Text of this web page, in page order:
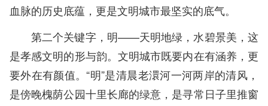
血脉的历史底蕴，更是文明城市最坚实的底气。
第二个关键字，明——天明地绿，水碧景美，这
是孝感文明的形与韵。文明城市既要内在有涵养，更
要外在有颜值。“明”是清晨老澴河一河两岸的清风，
是傍晚槐荫公园十里长廊的绿意，是寻常日子里推窗